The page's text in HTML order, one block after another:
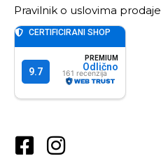
Pravilnik o uslovima prodaje